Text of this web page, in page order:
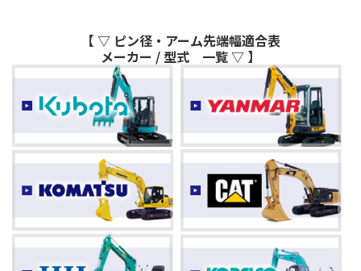
【 ▽ ピン径・アーム先端幅適合表
メーカー / 型式 一覧 ▽ 】